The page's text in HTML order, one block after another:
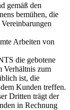
gemäß den
bemühen, die
Arbeiten von
die gebotene
Verhältnis zum
ist, die
Kunden treffen.
Dritten trägt der
in Rechnung